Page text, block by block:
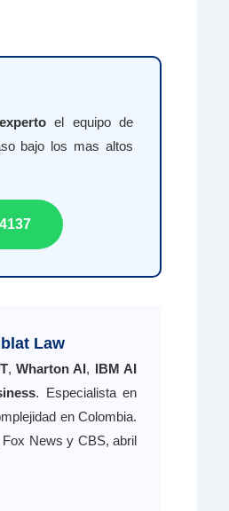
el equipo de
bajo los mas altos
Law
,Wharton AI, IBM AI
. Especialista en
en Colombia.
News y CBS, abril